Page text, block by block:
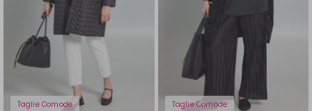
Taglie Comode Taglie Comode